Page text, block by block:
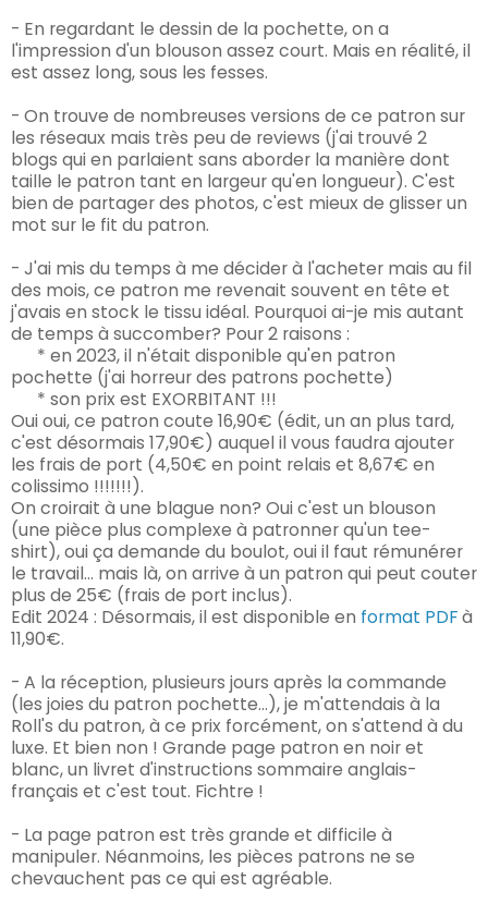
- En regardant le dessin de la pochette, on a
l'impression d'un blouson assez court. Mais en réalité, il
est assez long, sous les fesses.
- On trouve de nombreuses versions de ce patron sur
les réseaux mais très peu de reviews (j'ai trouvé 2
blogs qui en parlaient sans aborder la manière dont
taille le patron tant en largeur qu'en longueur). C'est
bien de partager des photos, c'est mieux de glisser un
mot sur le fit du patron.
- J'ai mis du temps à me décider à l'acheter mais au fil
des mois, ce patron me revenait souvent en tête et
j'avais en stock le tissu idéal. Pourquoi ai-je mis autant
de temps à succomber? Pour 2 raisons :
* en 2023, il n'était disponible qu'en patron
pochette (j'ai horreur des patrons pochette)
* son prix est EXORBITANT !!!
Oui oui, ce patron coute 16,90€ (édit, un an plus tard,
c'est désormais 17,90€) auquel il vous faudra ajouter
les frais de port (4,50€ en point relais et 8,67€ en
colissimo !!!!!!!).
On croirait à une blague non? Oui c'est un blouson
(une pièce plus complexe à patronner qu'un tee-
shirt), oui ça demande du boulot, oui il faut rémunérer
le travail... mais là, on arrive à un patron qui peut couter
plus de 25€ (frais de port inclus).
Edit 2024 : Désormais, il est disponible en format PDFà
11,90€.
- A la réception, plusieurs jours après la commande
(les joies du patron pochette...), je m'attendais à la
Roll's du patron, à ce prix forcément, on s'attend à du
luxe. Et bien non ! Grande page patron en noir et
blanc, un livret d'instructions sommaire anglais-
français et c'est tout. Fichtre !
- La page patron est très grande et difficile à
manipuler. Néanmoins, les pièces patrons ne se
chevauchent pas ce qui est agréable.